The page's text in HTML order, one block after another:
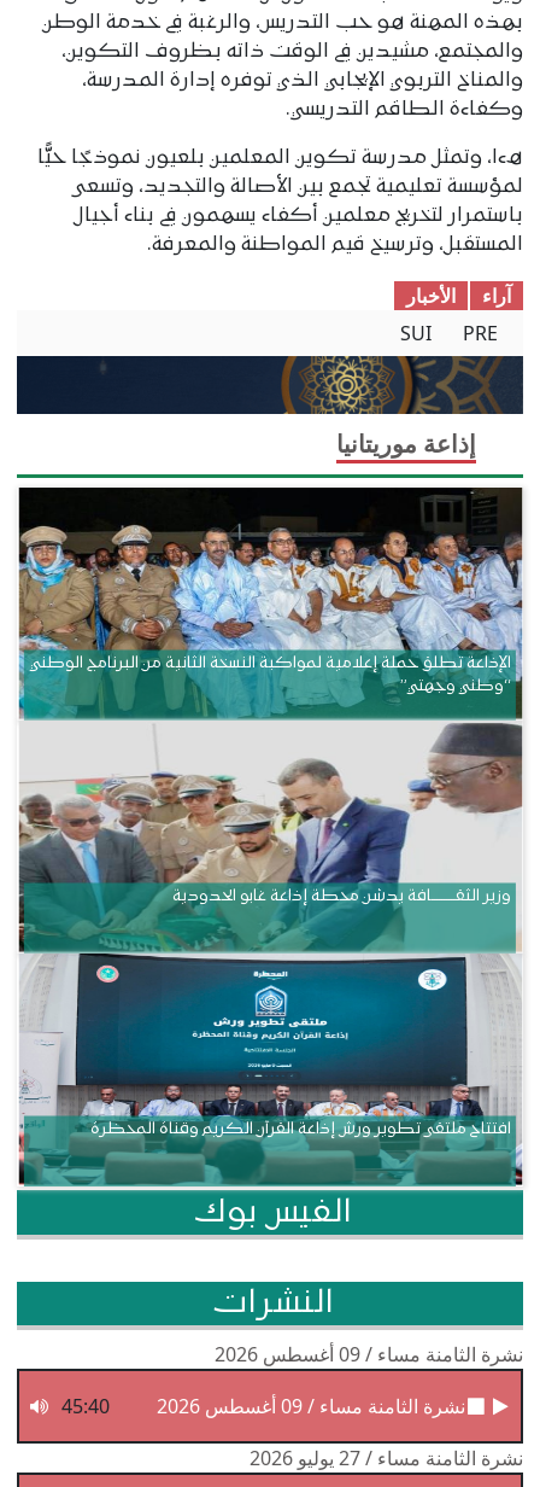
بهذه المهنة هو حب التدريس، والرغبة في خدمة الوطن
والمجتمع، مشيدين في الوقت ذاته بظروف التكوين،
والمناخ التربوي الإيجابي الذي توفره إدارة المدرسة،
وكفاءة الطاقم التدريسي.
ھءا، وتمثل مدرسة تكوين المعلمين بلعيون نموذجًا حيًّا
لمؤسسة تعليمية تجمع بين الأصالة والتجديد، وتسعى
باستمرار لتخريج معلمين أكفاء يسهمون في بناء أجيال
المستقبل، وترسيخ قيم المواطنة والمعرفة.
آراء
الأخبار
PRE
SUI
إذاعة موريتانيا
الإذاعة تطلق حملة إعلامية لمواكبة النسخة الثانية من البرنامج الوطني
“وطني وجهتي”
وزير الثقــــــــــافة يدشن محطة إذاعة غابو الحدودية
افتتاح ملتقى تطوير ورش إذاعة القرآن الكريم وقناة المحظرة
الفيس بوك
النشرات
نشرة الثامنة مساء / 09 أغسطس 2026
نشرة الثامنة مساء / 09 أغسطس 2026
45:40
نشرة الثامنة مساء / 27 يوليو 2026